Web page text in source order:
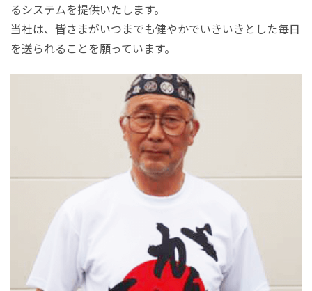
るシステムを提供いたします。
当社は、皆さまがいつまでも健やかでいきいきとした毎日
を送られることを願っています。